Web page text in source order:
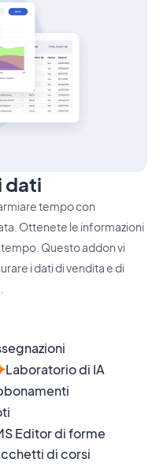
Laboratorio di IA
Editor di forme
di corsi
dati
tempo con
Ottenete le informazioni
Questo addon vi
i dati di vendita e di